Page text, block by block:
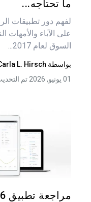
ما تحتاجه...
لفهم دور تطبيقات
على الآباء والأمهات
السوق لعام 2017...
بواسطة L. Hirsch
01 يونيو, 2026 تم التحديث بتاريخ